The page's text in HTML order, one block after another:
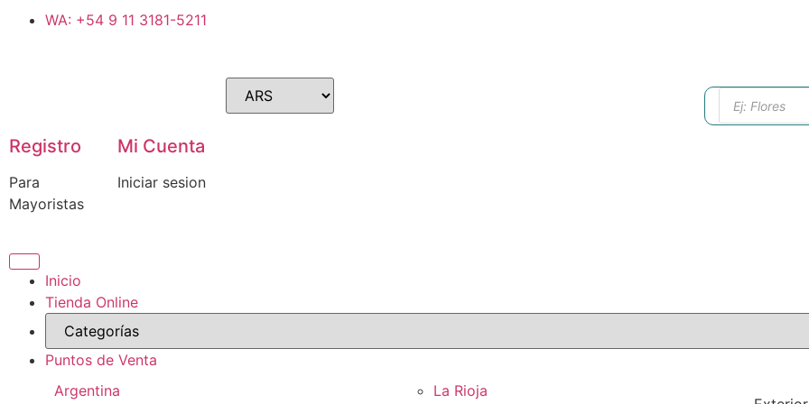
WA: +54 9 11 3181-5211
Registro
Para
Mayoristas
Mi Cuenta
Iniciar sesion
Inicio
Tienda Online
Puntos de Venta
Argentina
La Rioja